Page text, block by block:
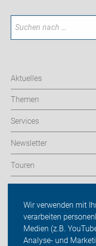
Wir verwenden mit
verarbeiten
Medien (z.B.
Analyse- und
Aktuelles
Themen
Services
Newsletter
Touren
Sei dabei
Presse